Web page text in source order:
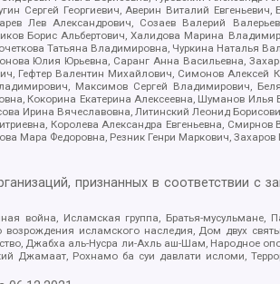
Сергей Георгиевич, Аверин Виталий
Лев Александрович, Созаев Валерий
Борис Альбертович, Халидова Марина
Татьяна Владимировна, Чуркина Наталья
Юлия Юрьевна, Саранг Анна Васильевна,
Гефтер Валентин Михайлович, Симонов Алексей
Максимов Сергей Владимирович,
Кокорина Екатерина Алексеевна, Шуманов
Ирина Вячеславовна, Литинский Леонид
Королева Александра Евгеньевна,
Мара Федоровна, Резник Генри Маркович, Захаров
признанных в соответствии с
Исламская группа, Братья-мусульмане,
возрождения исламского наследия, Дом двух
Джабха аль-Нусра ли-Ахль аш-Шам, Народное
Рохнамо ба суи давлати исломи,